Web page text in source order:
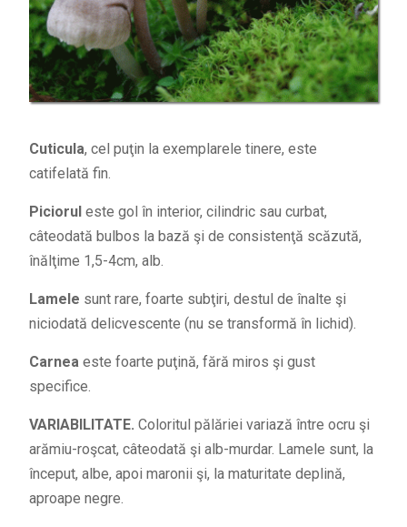
Cuticula, cel puţin la exemplarele tinere, este
catifelată fin.
Piciorul este gol în interior, cilindric sau curbat,
câteodată bulbos la bază şi de consistenţă scăzută,
înălţime 1,5-4cm, alb.
Lamele sunt rare, foarte subţiri, destul de înalte şi
niciodată delicvescente (nu se transformă în lichid).
Carneaeste foarte puţină, fără miros şi gust
specifice.
VARIABILITATE. Coloritul pălăriei variază între ocru şi
arămiu-roşcat, câteodată şi alb-murdar. Lamele sunt, la
început, albe, apoi maronii şi, la maturitate deplină,
aproape negre.